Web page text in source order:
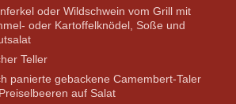
oder Wildschwein vom Grill mit
oder Kartoffelknödel, Soße und
Teller
panierte gebackene Camembert-Taler
auf Salat​